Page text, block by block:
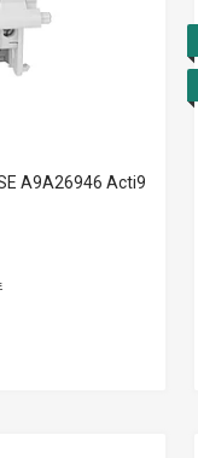
A9A26946 Acti9